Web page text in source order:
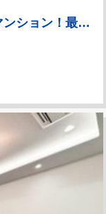
■緑豊かな住宅街に立地する低層マンション！最上階♪陽当たり通風良好！